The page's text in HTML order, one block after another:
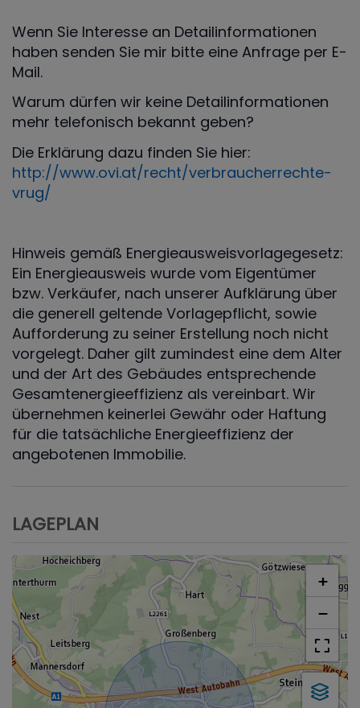
Wenn Sie Interesse an Detailinformationen
haben senden Sie mir bitte eine Anfrage per E-
Mail.
Warum dürfen wir keine Detailinformationen
mehr telefonisch bekannt geben?
Die Erklärung dazu finden Sie hier:
http://www.ovi.at/recht/verbraucherrechte-
vrug/
Hinweis gemäß Energieausweisvorlagegesetz:
Ein Energieausweis wurde vom Eigentümer
bzw. Verkäufer, nach unserer Aufklärung über
die generell geltende Vorlagepflicht, sowie
Aufforderung zu seiner Erstellung noch nicht
vorgelegt. Daher gilt zumindest eine dem Alter
und der Art des Gebäudes entsprechende
Gesamtenergieeffizienz als vereinbart. Wir
übernehmen keinerlei Gewähr oder Haftung
für die tatsächliche Energieeffizienz der
angebotenen Immobilie.
LAGEPLAN
+
−